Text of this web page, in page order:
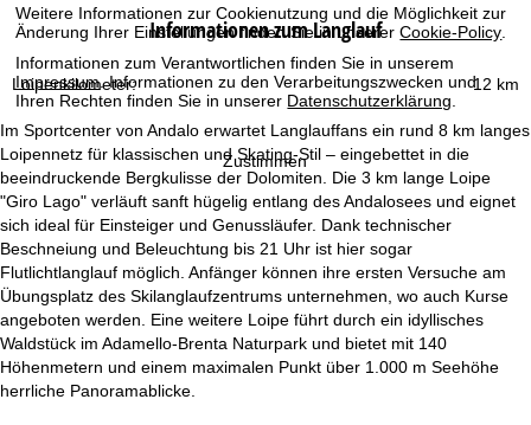
Weitere Informationen zur Cookienutzung und die Möglichkeit zur
Änderung Ihrer Einstellungen finden Sie in unsererCookie-Policy
Informationen zum Verantwortlichen finden Sie in unserem
Impressum. Informationen zu den Verarbeitungszwecken und
Ihren Rechten finden Sie in unserer Datenschutzerklärung
Zustimmen
t
s
e
i
e
Informationen zum Langlauf
12 km
Loipenkilometer:
Im Sportcenter von Andalo erwartet Langlauffans ein rund 8 km langes
Loipennetz für klassischen und Skating-Stil – eingebettet in die
beeindruckende Bergkulisse der Dolomiten. Die 3 km lange Loipe
"Giro Lago" verläuft sanft hügelig entlang des Andalosees und eignet
sich ideal für Einsteiger und Genussläufer. Dank technischer
Beschneiung und Beleuchtung bis 21 Uhr ist hier sogar
Flutlichtlanglauf möglich. Anfänger können ihre ersten Versuche am
Übungsplatz des Skilanglaufzentrums unternehmen, wo auch Kurse
angeboten werden. Eine weitere Loipe führt durch ein idyllisches
Waldstück im Adamello-Brenta Naturpark und bietet mit 140
Höhenmetern und einem maximalen Punkt über 1.000 m Seehöhe
herrliche Panoramablicke.